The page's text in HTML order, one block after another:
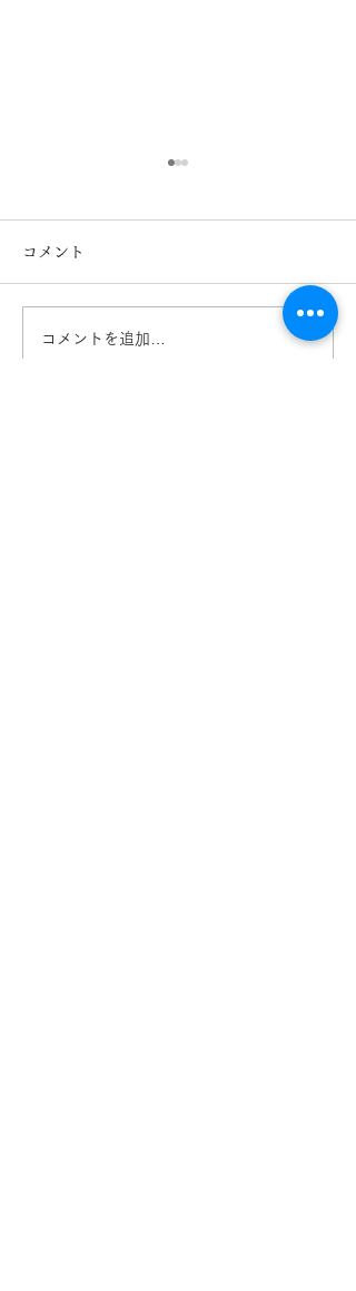
SOLAIZ再入荷のお知ら
コメント
コメントを追加…